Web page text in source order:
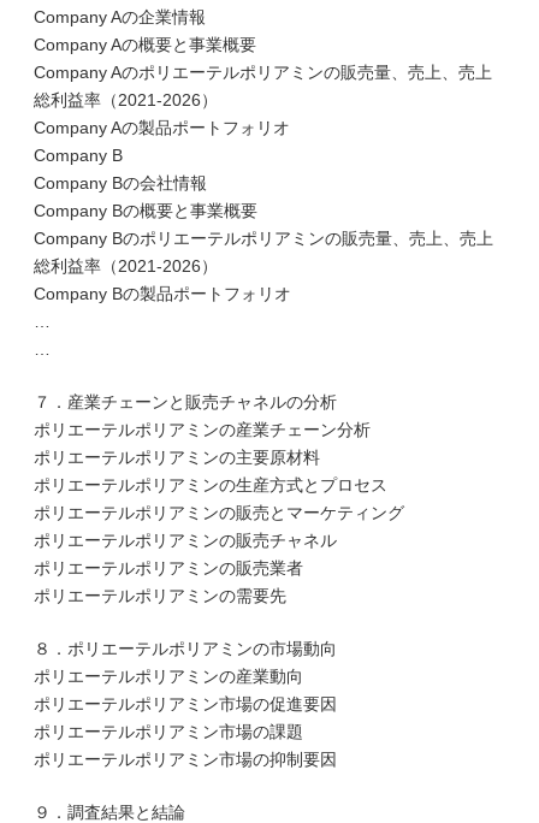
Company Aの企業情報
Company Aの概要と事業概要
Company Aのポリエーテルポリアミンの販売量、売上、売上
総利益率（2021-2026）
Company Aの製品ポートフォリオ
Company B
Company Bの会社情報
Company Bの概要と事業概要
Company Bのポリエーテルポリアミンの販売量、売上、売上
総利益率（2021-2026）
Company Bの製品ポートフォリオ
７．産業チェーンと販売チャネルの分析
ポリエーテルポリアミンの産業チェーン分析
ポリエーテルポリアミンの主要原材料
ポリエーテルポリアミンの生産方式とプロセス
ポリエーテルポリアミンの販売とマーケティング
ポリエーテルポリアミンの販売チャネル
ポリエーテルポリアミンの販売業者
ポリエーテルポリアミンの需要先
８．ポリエーテルポリアミンの市場動向
ポリエーテルポリアミンの産業動向
ポリエーテルポリアミン市場の促進要因
ポリエーテルポリアミン市場の課題
ポリエーテルポリアミン市場の抑制要因
９．調査結果と結論